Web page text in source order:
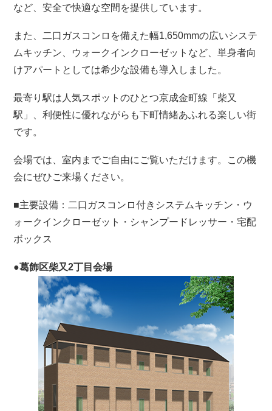
など、安全で快適な空間を提供しています。
また、二口ガスコンロを備えた幅1,650mmの広いシステ
ムキッチン、ウォークインクローゼットなど、単身者向
けアパートとしては希少な設備も導入しました。
最寄り駅は人気スポットのひとつ京成金町線「柴又
駅」、利便性に優れながらも下町情緒あふれる楽しい街
です。
会場では、室内までご自由にご覧いただけます。この機
会にぜひご来場ください。
■主要設備：二口ガスコンロ付きシステムキッチン・ウ
ォークインクローゼット・シャンプードレッサー・宅配
ボックス
●葛飾区柴又2丁目会場